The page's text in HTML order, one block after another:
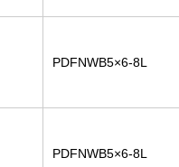
PDFNWB5×6-8L
PDFNWB5×6-8L